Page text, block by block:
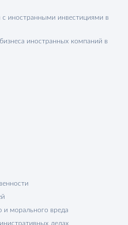
с иностранными инвестициями в
иностранных компаний в
и морального вреда
делах